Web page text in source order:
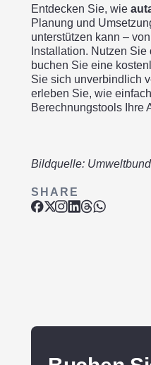
Entdecken Sie, wie
Planung und
unterstützen kann –
Installation. Nutzen
buchen Sie eine
Sie sich unverbindlich
erleben Sie, wie
Berechnungstools Ihre
Bildquelle:
SHARE